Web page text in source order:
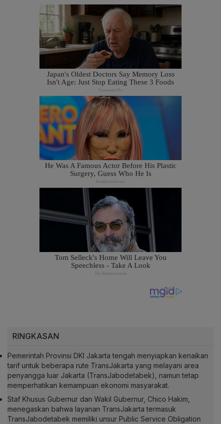
RINGKASAN
Pemerintah Provinsi DKI Jakarta tengah menyiapkan kenaikan
tarif untuk beberapa rute TransJakarta yang melayani area
penyangga luar Jakarta (TransJabodetabek), namun tetap
memperhatikan kemampuan ekonomi masyarakat.
Staf Khusus Gubernur dan Wakil Gubernur, Chico Hakim,
menegaskan bahwa layanan TransJakarta termasuk
TransJabodetabek memiliki unsur Public Service Obligation